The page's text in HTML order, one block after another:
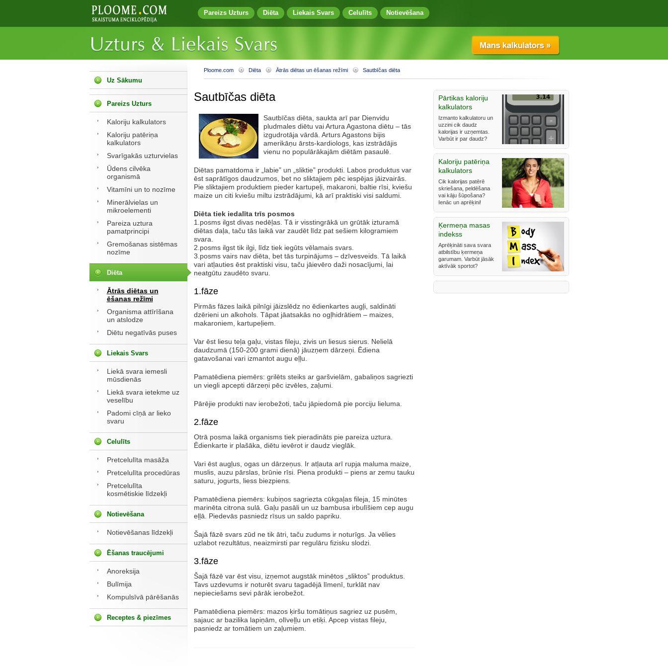
Pareizs Uzturs Diēta Liekais Svars Celulīts Notievēšana
Uz Sākumu
Pareizs Uzturs
Kaloriju kalkulators
Kaloriju patēriņa
kalkulators
Svarīgakās uzturvielas
Ūdens cilvēka
organismā
Vitamīni un to nozīme
Minerālvielas un
mikroelementi
Pareiza uztura
pamatprincipi
Gremošanas sistēmas
nozīme
Diēta
Ātrās diētas un
ēšanas režīmi
Organisma attīrīšana
un atslodze
Diētu negatīvās puses
Liekais Svars
Liekā svara iemesli
mūsdienās
Liekā svara ietekme uz
veselību
Padomi cīņā ar lieko
svaru
Celulīts
Pretcelulīta masāža
Pretcelulīta procedūras
Pretcelulīta
kosmētiskie līdzekļi
Notievēšana
Notievēšanas līdzekļi
Ēšanas traucējumi
Anoreksija
Bulīmija
Kompulsīvā pārēšanās
Receptes & piezīmes
Ploome.com Diēta Ātrās diētas un ēšanas režīmi Sautbīčas diēta
Sautbīčas diēta
Sautbīčas diēta, saukta arī par Dienvidu
pludmales diētu vai Artura Agastona diētu – tās
izgudrotāja vārdā. Arturs Agastons bijis
amerikāņu ārsts-kardiologs, kas izstrādājis
vienu no populārākajām diētām pasaulē.
Diētas pamatdoma ir „labie” un „sliktie” produkti. Labos produktus var
ēst saprātīgos daudzumos, bet no sliktajiem pēc iespējas jāizvairās.
Pie sliktajiem produktiem pieder kartupeļi, makaroni, baltie rīsi, kviešu
maize un citi kviešu miltu izstrādājumi, kā arī praktiski visi saldumi.
Diēta tiek iedalīta trīs posmos
1.posms ilgst divas nedēļas. Tā ir visstingrākā un grūtāk izturamā
diētas daļa, taču tās laikā var zaudēt līdz pat sešiem kilogramiem
svara.
2.posms ilgst tik ilgi, līdz tiek iegūts vēlamais svars.
3.posms vairs nav diēta, bet tās turpinājums – dzīvesveids. Tā laikā
vari atļauties ēst praktiski visu, taču jāievēro daži nosacījumi, lai
neatgūtu zaudēto svaru.
1.fāze
Pirmās fāzes laikā pilnīgi jāizslēdz no ēdienkartes augļi, saldināti
dzērieni un alkohols. Tāpat jāatsakās no ogļhidrātiem – maizes,
makaroniem, kartupeļiem.
Var ēst liesu teļa gaļu, vistas fileju, zivis un liesus sierus. Nelielā
daudzumā (150-200 grami dienā) jāuzņem dārzeņi. Ēdiena
gatavošanai vari izmantot augu eļļu.
Pamatēdiena piemērs: grilēts steiks ar garšvielām, gabaliņos sagriezti
un viegli apcepti dārzeņi pēc izvēles, zaļumi.
Pārējie produkti nav ierobežoti, taču jāpiedomā pie porciju lieluma.
2.fāze
Otrā posma laikā organisms tiek pieradināts pie pareiza uztura.
Ēdienkarte ir plašāka, diētu ievērot ir daudz vieglāk.
Vari ēst augļus, ogas un dārzeņus. Ir atļauta arī rupja maluma maize,
muslis, auzu pārslas, brūnie rīsi. Piena produkti – piens ar zemu tauku
saturu, jogurts, liess biezpiens.
Pamatēdiena piemērs: kubiņos sagriezta cūkgaļas fileja, 15 minūtes
marinēta citrona sulā. Gaļu pasāli un uz bambusa irbulīšiem cep augu
eļļā. Piedevās pasniedz rīsus un saldo papriku.
Šajā fāzē svars zūd ne tik ātri, taču zudums ir noturīgs. Ja vēlies
uzlabot rezultātus, neaizmirsti par regulāru fizisku slodzi.
3.fāze
Šajā fāzē var ēst visu, izņemot augstāk minētos „sliktos” produktus.
Tavs uzdevums ir noturēt svaru tagadējā līmenī, turklāt nav
nepieciešams sevi pārāk ierobežot.
Pamatēdiena piemērs: mazos ķiršu tomātiņus sagriez uz pusēm,
sajauc ar bazilika lapiņām, olīveļļu un etiķi. Apcep vistas fileju,
pasniedz ar tomātiem un zaļumiem.
Pārtikas kaloriju
kalkulators
Izmanto kalkulatoru un
uzzini cik daudz
kalorijas ir uzņemtas.
Varbūt ir par daudz?
Kaloriju patēriņa
kalkulators
Cik kalorijas patērē
skriešana, peldēšana
vai kāju šūpošana?
Ienāc un aprēķini!
Ķermeņa masas
indekss
Aprēķināti sava svara
atbilstību ķermeņa
garumam. Varbūt jāsāk
aktīvāk sportot?